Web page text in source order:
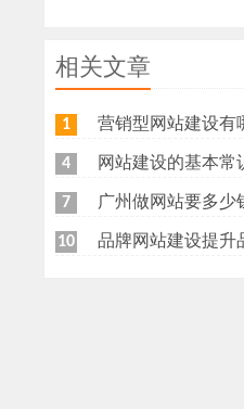
相关文章
1 营销型网站建设有哪些必备的功能
4 网站建设的基本常
7 广州做网站要多少钱？
10 品牌网站建设提升品